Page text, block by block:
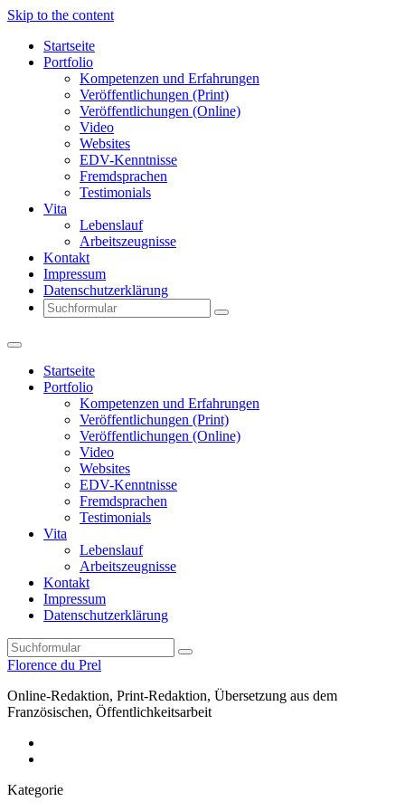
Skip to the content
Startseite
Portfolio
Kompetenzen und Erfahrungen
Veröffentlichungen (Print)
Veröffentlichungen (Online)
Video
Websites
EDV-Kenntnisse
Fremdsprachen
Testimonials
Vita
Lebenslauf
Arbeitszeugnisse
Kontakt
Impressum
Datenschutzerklärung
Search
Startseite
Portfolio
Kompetenzen und Erfahrungen
Veröffentlichungen (Print)
Veröffentlichungen (Online)
Video
Websites
EDV-Kenntnisse
Fremdsprachen
Testimonials
Vita
Lebenslauf
Arbeitszeugnisse
Kontakt
Impressum
Datenschutzerklärung
Search
Florence du Prel
Online-Redaktion, Print-Redaktion, Übersetzung aus dem
Französischen, Öffentlichkeitsarbeit
Kategorie